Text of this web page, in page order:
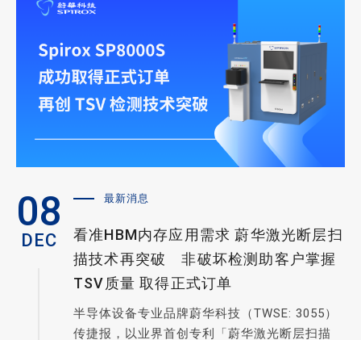
08
DEC
最新消息
看准HBM内存应用需求 蔚华激光断层扫
描技术再突破 非破坏检测助客户掌握
TSV质量 取得正式订单
半导体设备专业品牌蔚华科技（TWSE: 3055）
传捷报，以业界首创专利「蔚华激光断层扫描